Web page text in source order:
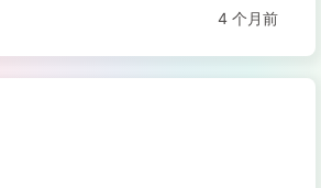
4 个月前